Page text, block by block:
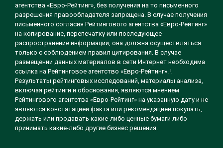
агентства «Евро-Рейтинг», без получения на то письменного
разрешения правообладателя запрещена. В случае получения
письменного согласия Рейтингового агентства «Евро-Рейтинг»
на копирование, перепечатку или последующее
распространение информации, она должна осуществляться
только с соблюдением правил цитирования. В случае
размещении данных материалов в сети Интернет необходима
ссылка на Рейтинговое агентство «Евро-Рейтинг». !
Результаты рейтинговых исследований, материалы анализа,
включая рейтинги и обоснования, являются мнением
Рейтингового агентства «Евро-Рейтинг» на указанную дату и не
являются констатацией факта или рекомендацией покупать,
держать или продавать какие-либо ценные бумаги либо
принимать какие-либо другие бизнес решения.